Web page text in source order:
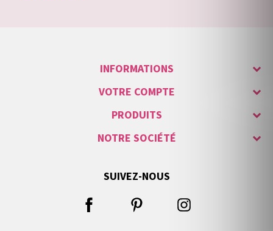
INFORMATIONS
VOTRE COMPTE
PRODUITS
NOTRE SOCIÉTÉ
SUIVEZ-NOUS